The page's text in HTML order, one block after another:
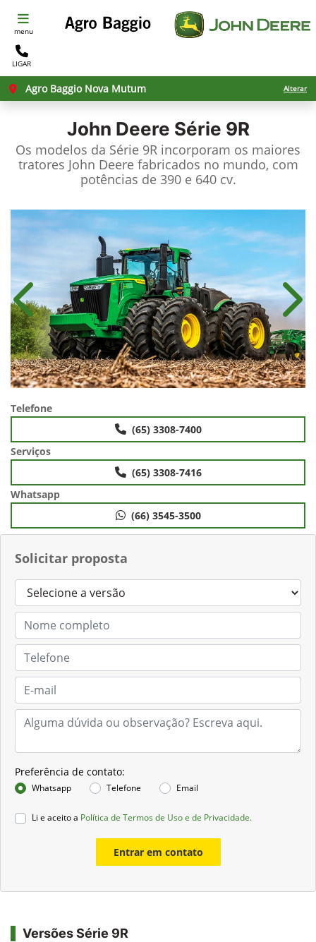
menu
LIGAR
Agro Baggio Nova Mutum Alterar
John Deere Série 9R
Os modelos da Série 9R incorporam os maiores
tratores John Deere fabricados no mundo, com
potências de 390 e 640 cv.
Solicitar proposta
Preferência de contato:
Whatsapp Telefone Email
Li e aceito a Política de Termos de Uso e de Privacidade.
Entrar em contato
Anterior
Telefone
(65) 3308-7400
Serviços
(65) 3308-7416
Whatsapp
(66) 3545-3500
Versões Série 9R